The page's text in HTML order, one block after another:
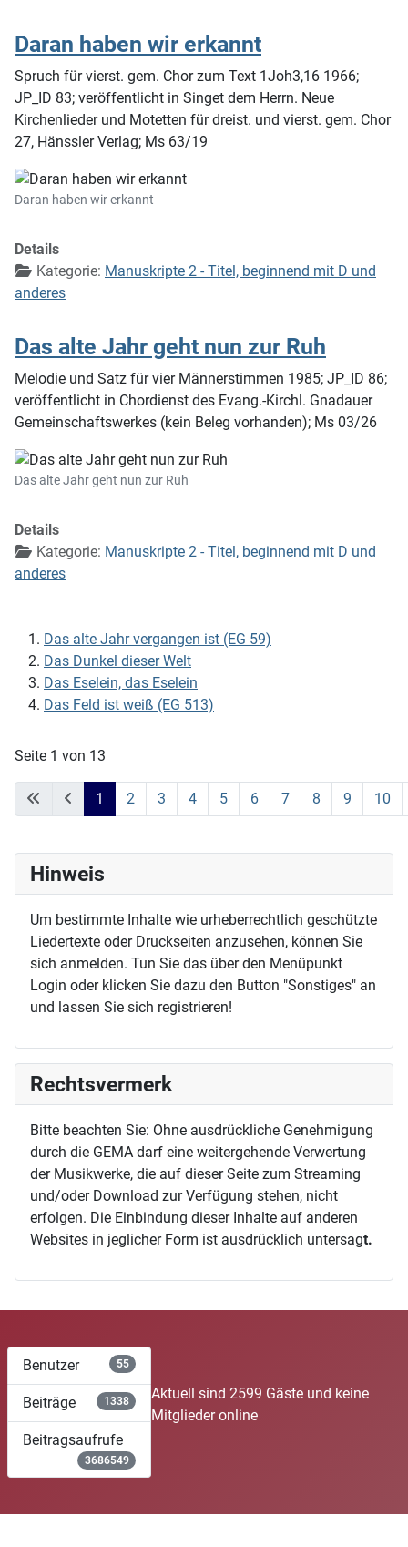
Daran haben wir erkannt
Spruch für vierst. gem. Chor zum Text 1Joh3,16 1966;
JP_ID 83; veröffentlicht in Singet dem Herrn. Neue
Kirchenlieder und Motetten für dreist. und vierst. gem. Chor
27, Hänssler Verlag; Ms 63/19
Daran haben wir erkannt
Details
Kategorie: Manuskripte 2 - Titel, beginnend mit D und
anderes
Das alte Jahr geht nun zur Ruh
Melodie und Satz für vier Männerstimmen 1985; JP_ID 86;
veröffentlicht in Chordienst des Evang.-Kirchl. Gnadauer
Gemeinschaftswerkes (kein Beleg vorhanden); Ms 03/26
Das alte Jahr geht nun zur Ruh
Details
Kategorie: Manuskripte 2 - Titel, beginnend mit D und
anderes
Das alte Jahr vergangen ist (EG 59)
Das Dunkel dieser Welt
Das Eselein, das Eselein
Das Feld ist weiß (EG 513)
Seite 1 von 13
1 2 3 4 5 6 7 8 9 10
Hinweis
Um bestimmte Inhalte wie urheberrechtlich geschützte
Liedertexte oder Druckseiten anzusehen, können Sie
sich anmelden. Tun Sie das über den Menüpunkt
Login oder klicken Sie dazu den Button "Sonstiges" an
und lassen Sie sich registrieren!
Rechtsvermerk
Bitte beachten Sie: Ohne ausdrückliche Genehmigung
durch die GEMA darf eine weitergehende Verwertung
der Musikwerke, die auf dieser Seite zum Streaming
und/oder Download zur Verfügung stehen, nicht
erfolgen. Die Einbindung dieser Inhalte auf anderen
Websites in jeglicher Form ist ausdrücklich untersagt.
Benutzer 55
Beiträge 1338
Beitragsaufrufe
3686549
Aktuell sind 2599 Gäste und keine
Mitglieder online